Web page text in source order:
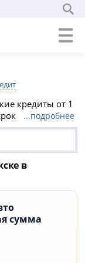
кредиты от 1
решением,
...подробнее
в
сумма